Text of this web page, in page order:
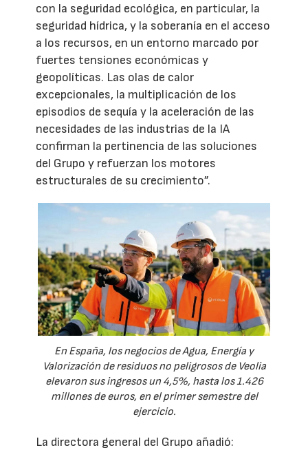
con la seguridad ecológica, en particular, la
seguridad hídrica, y la soberanía en el acceso
a los recursos, en un entorno marcado por
fuertes tensiones económicas y
geopolíticas. Las olas de calor
excepcionales, la multiplicación de los
episodios de sequía y la aceleración de las
necesidades de las industrias de la IA
confirman la pertinencia de las soluciones
del Grupo y refuerzan los motores
estructurales de su crecimiento”.
En España, los negocios de Agua, Energía y
Valorización de residuos no peligrosos de Veolia
elevaron sus ingresos un 4,5%, hasta los 1.426
millones de euros, en el primer semestre del
ejercicio.
La directora general del Grupo añadió: